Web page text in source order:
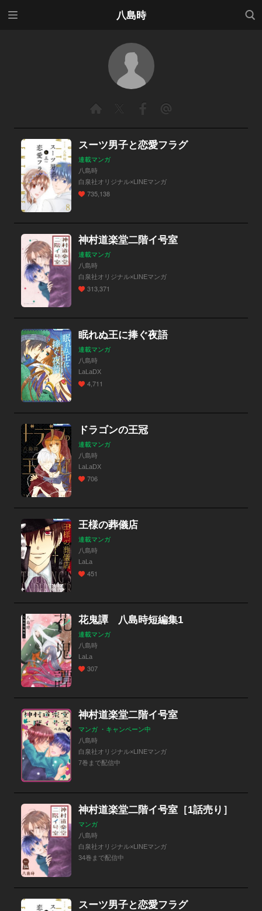
八島時
検索
スーツ男子と恋愛フラグ
連載マンガ
八島時
白泉社オリジナル×LINEマンガ
735,138
神村道楽堂二階イ号室
連載マンガ
八島時
白泉社オリジナル×LINEマンガ
313,371
眠れぬ王に捧ぐ夜語
連載マンガ
八島時
LaLaDX
4,711
ドラゴンの王冠
連載マンガ
八島時
LaLaDX
706
王様の葬儀店
連載マンガ
八島時
LaLa
451
花鬼譚 八島時短編集1
連載マンガ
八島時
LaLa
307
神村道楽堂二階イ号室
マンガ ・キャンペーン中
八島時
白泉社オリジナル×LINEマンガ
7巻まで配信中
神村道楽堂二階イ号室［1話売り］
マンガ
八島時
白泉社オリジナル×LINEマンガ
34巻まで配信中
スーツ男子と恋愛フラグ